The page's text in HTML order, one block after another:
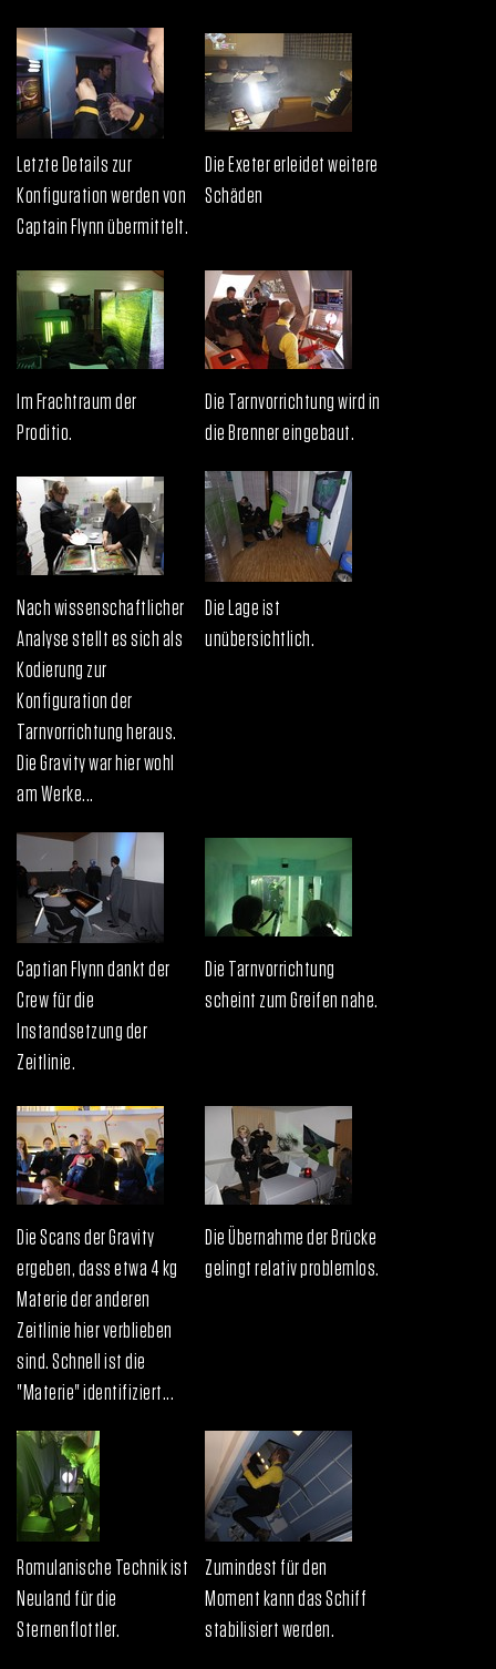
Letzte Details zur
Konfiguration werden von
Captain Flynn übermittelt.
Die Exeter erleidet weitere
Schäden
Im Frachtraum der
Proditio.
Die Tarnvorrichtung wird in
die Brenner eingebaut.
Nach wissenschaftlicher
Analyse stellt es sich als
Kodierung zur
Konfiguration der
Tarnvorrichtung heraus.
Die Gravity war hier wohl
am Werke...
Die Lage ist
unübersichtlich.
Captian Flynn dankt der
Crew für die
Instandsetzung der
Zeitlinie.
Die Tarnvorrichtung
scheint zum Greifen nahe.
Die Scans der Gravity
ergeben, dass etwa 4 kg
Materie der anderen
Zeitlinie hier verblieben
sind. Schnell ist die
"Materie" identifiziert...
Die Übernahme der Brücke
gelingt relativ problemlos.
Romulanische Technik ist
Neuland für die
Sternenflottler.
Zumindest für den
Moment kann das Schiff
stabilisiert werden.